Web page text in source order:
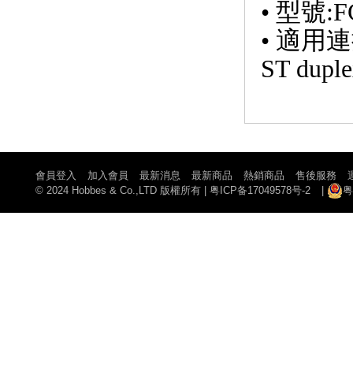
• 型號
• 適用
ST
會員登入 加入會員 最新消息 最新商品 熱銷商品 售後服務
© 2024 Hobbes & Co.,LTD 版權所有
粤ICP备17049578号-2